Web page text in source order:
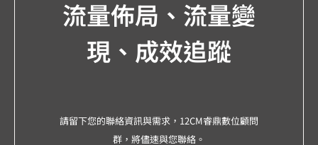
流量佈局、流量變
現、成效追蹤
請留下您的聯絡資訊與需求，12CM睿鼎數位顧問
群，將儘速與您聯絡。